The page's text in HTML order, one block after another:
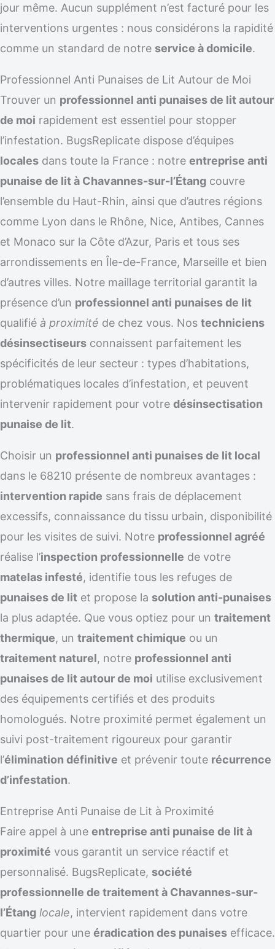
jour même. Aucun supplément n’est facturé pour les
interventions urgentes : nous considérons la rapidité
comme un standard de notre service à domicile.
Professionnel Anti Punaises de Lit Autour de Moi
Trouver un professionnel anti punaises de lit autour
de moi rapidement est essentiel pour stopper
l’infestation. BugsReplicate dispose d’équipes
locales dans toute la France : notre entreprise anti
punaise de lit à Chavannes-sur-l’Étang couvre
l’ensemble du Haut-Rhin, ainsi que d’autres régions
comme Lyon dans le Rhône, Nice, Antibes, Cannes
et Monaco sur la Côte d’Azur, Paris et tous ses
arrondissements en Île-de-France, Marseille et bien
d’autres villes. Notre maillage territorial garantit la
présence d’un professionnel anti punaises de lit
qualifié à proximité de chez vous. Nos techniciens
désinsectiseurs connaissent parfaitement les
spécificités de leur secteur : types d’habitations,
problématiques locales d’infestation, et peuvent
intervenir rapidement pour votre désinsectisation
punaise de lit.
Choisir un professionnel anti punaises de lit local
dans le 68210 présente de nombreux avantages :
intervention rapide sans frais de déplacement
excessifs, connaissance du tissu urbain, disponibilité
pour les visites de suivi. Notre professionnel agréé
réalise l’inspection professionnelle de votre
matelas infesté, identifie tous les refuges de
punaises de lit et propose la solution anti-punaises
la plus adaptée. Que vous optiez pour un traitement
thermique, un traitement chimique ou un
traitement naturel, notre professionnel anti
punaises de lit autour de moi utilise exclusivement
des équipements certifiés et des produits
homologués. Notre proximité permet également un
suivi post-traitement rigoureux pour garantir
l’élimination définitive et prévenir toute récurrence
d’infestation.
Entreprise Anti Punaise de Lit à Proximité
Faire appel à une entreprise anti punaise de lit à
proximité vous garantit un service réactif et
personnalisé. BugsReplicate, société
professionnelle de traitement à Chavannes-sur-
l’Étang locale, intervient rapidement dans votre
quartier pour une éradication des punaises efficace.